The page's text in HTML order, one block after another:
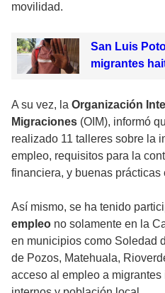
movilidad.
San Luis
migrantes
A su vez, la Organización
Migraciones (OIM), informó
realizado 11 talleres sobre la
empleo, requisitos para la
financiera, y buenas prácticas
Así mismo, se ha tenido
empleo no solamente en la
en municipios como Soledad
de Pozos, Matehuala,
acceso al empleo a